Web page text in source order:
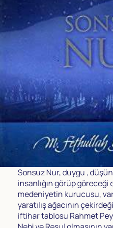
Sonsuz Nur, duygu ,
insanlığın görüp
medeniyetin kurucusu,
yaratılış ağacının
iftihar tablosu Rahmet